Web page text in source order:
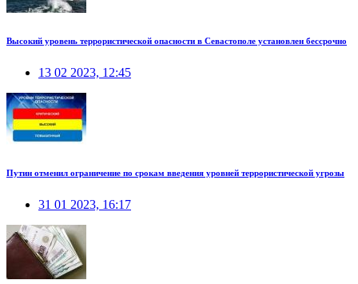
Высокий уровень террористической опасности в Севастополе установлен бессрочно
13 02 2023, 12:45
Путин отменил ограничение по срокам введения уровней террористической угрозы
31 01 2023, 16:17